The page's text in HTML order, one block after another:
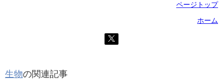
ページトップ
ホーム
生物の関連記事